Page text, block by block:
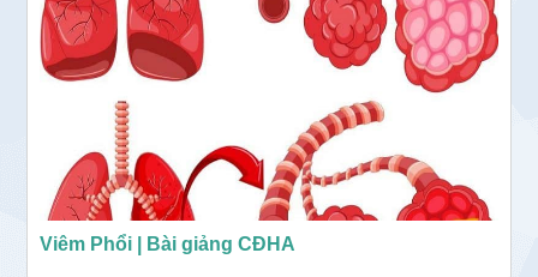
Viêm Phổi | Bài giảng CĐHA